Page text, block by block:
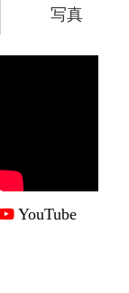
写真
YouTube